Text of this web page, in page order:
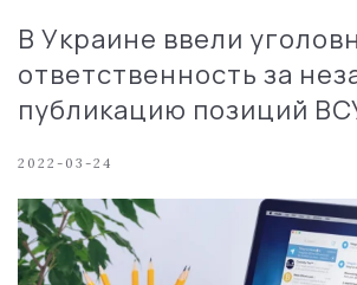
В Украине ввели
ответственность за
публикацию позиций
2022-03-24